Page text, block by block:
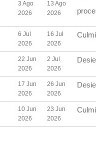
3 Ago
2026
13 Ago
2026
6 Jul
2026
16 Jul
2026
22 Jun
2026
2 Jul
2026
17 Jun
2026
26 Jun
2026
10 Jun
2026
23 Jun
2026